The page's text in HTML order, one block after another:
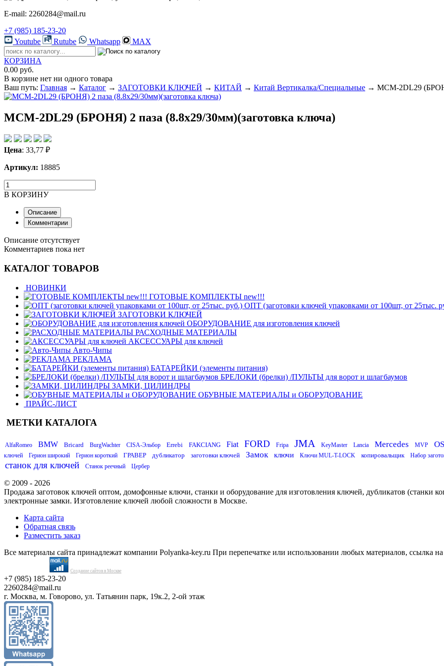
E-mail: 2260284@mail.ru
+7 (985) 185-23-20
Youtube
Rutube Whatsapp MAX
КОРЗИНА
0.00 руб.
В корзине нет ни одного товара
Ваш путь: Главная → Каталог → ЗАГОТОВКИ КЛЮЧЕЙ → КИТАЙ → Китай Вертикалка/Специальные → MCM-2DL29
MCM-2DL29 (БРОНЯ) 2 паза (8.8x29/30мм)(заготовка ключа)
Цена: 33,77 ₽
Артикул: 18885
В КОРЗИНУ
Описание
Комментарии
Описание отсутствует
Комментариев пока нет
КАТАЛОГ ТОВАРОВ
НОВИНКИ
ГОТОВЫЕ КОМПЛЕКТЫ new!!!
ОПТ (заготовки ключей упаковками от 100шт, от 25тыс.
ЗАГОТОВКИ КЛЮЧЕЙ
ОБОРУДОВАНИЕ для изготовления ключей
РАСХОДНЫЕ МАТЕРИАЛЫ
АКСЕССУАРЫ для ключей
Авто-Чипы
РЕКЛАМА
БАТАРЕЙКИ (элементы питания)
БРЕЛОКИ (брелки) /ПУЛЬТЫ для ворот и шлагбаумов
ЗАМКИ, ЦИЛИНДРЫ
ОБУВНЫЕ МАТЕРИАЛЫ и ОБОРУДОВАНИЕ
ПРАЙС-ЛИСТ
МЕТКИ КАТАЛОГА
AlfaRomeo BMW Bricard BurgWachter CISA-Эльбор Errebi FAKCIANG Fiat FORD Fripa JMA KeyMaster Lancia Mercedes MVP
ключей
Герион широкий Герион короткий ГРАВЕР дубликатор заготовки ключей Замок ключи Ключи MUL-T-LOCK копировальщик Набор
станок для ключей Станок реечный Цербер
© 2009 - 2026
Продажа заготовок ключей оптом, домофонные ключи, станки и оборудование для изготовления ключей, дубликатов (станки
электронные замки. Изготовление ключей любой сложности в Москве.
Карта сайта
Обратная связь
Разместить заказ
Все материалы сайта принадлежат компании Polyanka-key.ru При перепечатке или использовании любых материалов, ссылка на
Создание сайтов в Москве
+7 (985) 185-23-20
2260284@mail.ru
г. Москва, м. Говорово, ул. Татьянин парк, 19к.2, 2-ой этаж